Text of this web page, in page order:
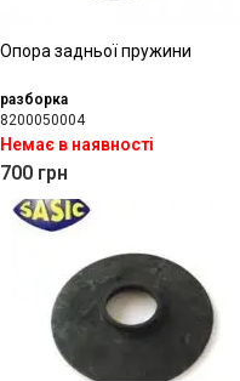
Опора задньої пружини
разборка
8200050004
Немає в наявності
700 грн